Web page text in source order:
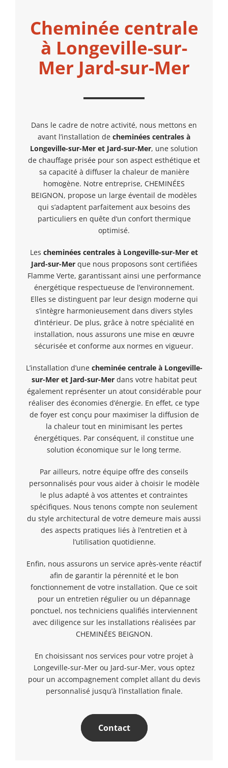
Cheminée centrale
à Longeville-sur-
Mer Jard-sur-Mer
Dans le cadre de notre activité, nous mettons en
avant l’installation de cheminées centrales à
Longeville-sur-Mer et Jard-sur-Mer, une solution
de chauffage prisée pour son aspect esthétique et
sa capacité à diffuser la chaleur de manière
homogène. Notre entreprise, CHEMINÉES
BEIGNON, propose un large éventail de modèles
qui s’adaptent parfaitement aux besoins des
particuliers en quête d’un confort thermique
optimisé.
Les cheminées centrales à Longeville-sur-Mer et
Jard-sur-Merque nous proposons sont certifiées
Flamme Verte, garantissant ainsi une performance
énergétique respectueuse de l’environnement.
Elles se distinguent par leur design moderne qui
s’intègre harmonieusement dans divers styles
d’intérieur. De plus, grâce à notre spécialité en
installation, nous assurons une mise en œuvre
sécurisée et conforme aux normes en vigueur.
L’installation d’une cheminée centrale à Longeville-
sur-Mer et Jard-sur-Merdans votre habitat peut
également représenter un atout considérable pour
réaliser des économies d’énergie. En effet, ce type
de foyer est conçu pour maximiser la diffusion de
la chaleur tout en minimisant les pertes
énergétiques. Par conséquent, il constitue une
solution économique sur le long terme.
Par ailleurs, notre équipe offre des conseils
personnalisés pour vous aider à choisir le modèle
le plus adapté à vos attentes et contraintes
spécifiques. Nous tenons compte non seulement
du style architectural de votre demeure mais aussi
des aspects pratiques liés à l’entretien et à
l’utilisation quotidienne.
Enfin, nous assurons un service après-vente réactif
afin de garantir la pérennité et le bon
fonctionnement de votre installation. Que ce soit
pour un entretien régulier ou un dépannage
ponctuel, nos techniciens qualifiés interviennent
avec diligence sur les installations réalisées par
CHEMINÉES BEIGNON.
En choisissant nos services pour votre projet à
Longeville-sur-Mer ou Jard-sur-Mer, vous optez
pour un accompagnement complet allant du devis
personnalisé jusqu’à l’installation finale.
Contact